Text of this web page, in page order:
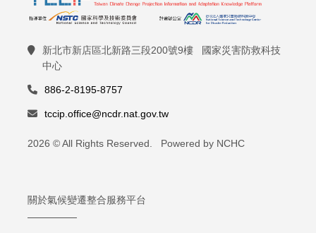
新北市新店區北新路三段200號9樓 國家災害防救科技
中心
886-2-8195-8757
tccip.office@ncdr.nat.gov.tw
2026 © All Rights Reserved. Powered by NCHC
關於氣候變遷整合服務平台